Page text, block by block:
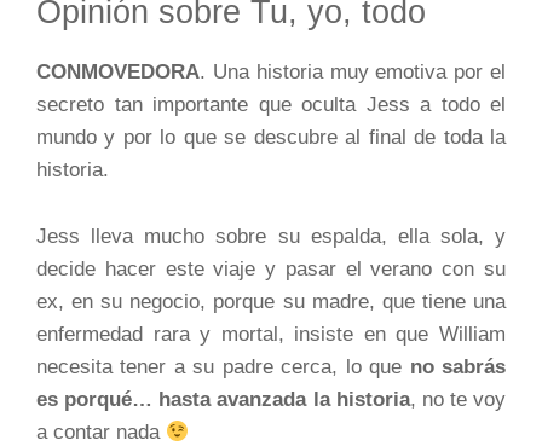
Opinión sobre Tu, yo, todo
CONMOVEDORA. Una historia muy emotiva por el
secreto tan importante que oculta Jess a todo el
mundo y por lo que se descubre al final de toda la
historia.
Jess lleva mucho sobre su espalda, ella sola, y
decide hacer este viaje y pasar el verano con su
ex, en su negocio, porque su madre, que tiene una
enfermedad rara y mortal, insiste en que William
necesita tener a su padre cerca, lo que no sabrás
es porqué… hasta avanzada la historia, no te voy
a contar nada